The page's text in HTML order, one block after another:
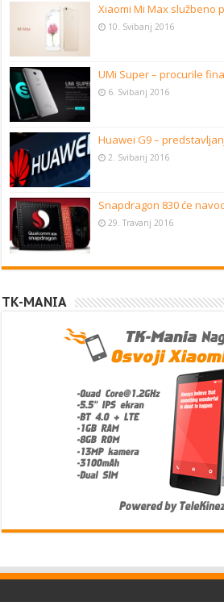
Xiaomi Mi Max službeno
10. Svibanj 2016
UMi Super – procurile
6. Svibanj 2016
Huawei G9 –
2. Svibanj 2016
Snapdragon 830 će
29. Travanj 2016
TK-MANIA